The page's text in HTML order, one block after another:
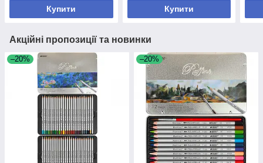
Купити Купити
Акційні пропозиції та новинки
–20% –20%